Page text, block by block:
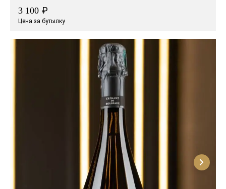
3 100 ₽
Цена за бутылку